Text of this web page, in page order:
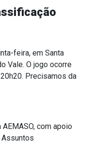
feira, em Santa
Vale. O jogo ocorre
Precisamos da
com apoio
Assuntos